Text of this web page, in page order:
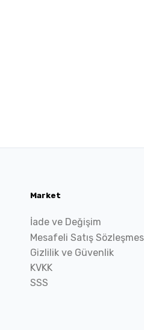
Market
İade ve Değişim
Mesafeli Satış
Gizlilik ve Güvenlik
KVKK
SSS